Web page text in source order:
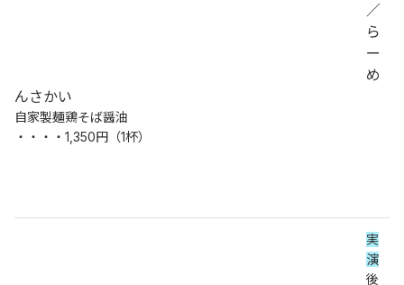
／
ら
ー
め
んさかい
自家製麺鶏そば醤油
・・・・1,350円（1杯）
実
演
後